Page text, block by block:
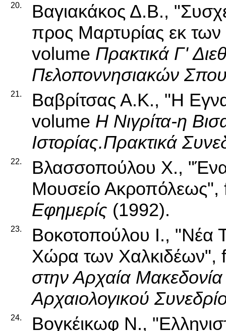
20.
Βαγιακάκος Δ.Β.,
προς Μαρτυρίας εκ
volume Πρακτικά Γ'
Πελοποννησιακών
21.
Βαβρίτσας Α.Κ., "Η
volume Η Νιγρίτα-η
Ιστορίας.Πρακτικά
22.
Βλασσοπούλου Χ., "Ένα
Μουσείο
Εφημερίς (1992).
23.
Βοκοτοπούλου Ι., "Νέα
Χώρα των Χαλκιδέων",
στην Αρχαία
Αρχαιολογικού
24. Βογκέικωφ Ν.,